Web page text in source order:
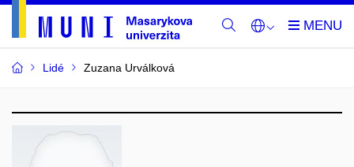
Lidé Zuzana Urválková